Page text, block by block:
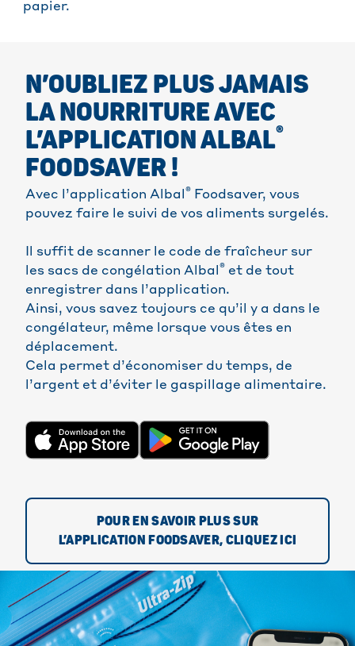
papier.
N’OUBLIEZ PLUS JAMAIS
LA NOURRITURE AVEC
L’APPLICATION ALBAL®
FOODSAVER !
Avec l’application Albal® Foodsaver, vous
pouvez faire le suivi de vos aliments surgelés.
Il suffit de scanner le code de fraîcheur sur
les sacs de congélation Albal® et de tout
enregistrer dans l’application.
Ainsi, vous savez toujours ce qu’il y a dans le
congélateur, même lorsque vous êtes en
déplacement.
Cela permet d’économiser du temps, de
l’argent et d’éviter le gaspillage alimentaire.
POUR EN SAVOIR PLUS SUR
L’APPLICATION FOODSAVER, CLIQUEZ ICI